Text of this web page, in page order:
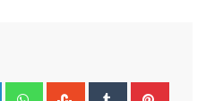
LinkedIn WhatsappStumbleUpon
Tumblr